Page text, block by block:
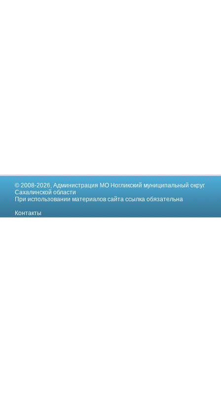
© 2008-2026,Администрация МО Ногликский муниципальный округ
Сахалинской области
При использовании материалов сайта ссылка обязательна
Контакты